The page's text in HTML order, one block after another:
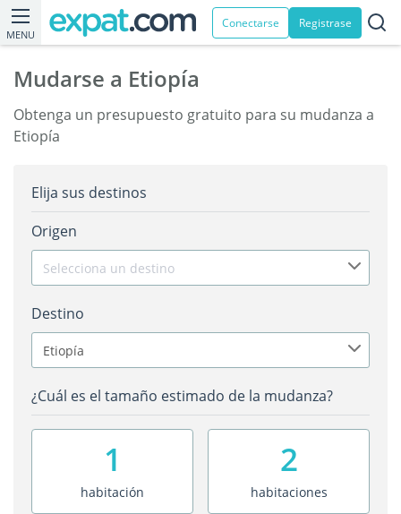
MENU
Conectarse Registrase
Mudarse a Etiopía
Obtenga un presupuesto gratuito para su mudanza a
Etiopía
Elija sus destinos
Origen
Selecciona un destino
Destino
Etiopía
¿Cuál es el tamaño estimado de la mudanza?
1
habitación
2
habitaciones